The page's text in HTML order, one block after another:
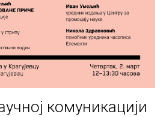
комуникацији